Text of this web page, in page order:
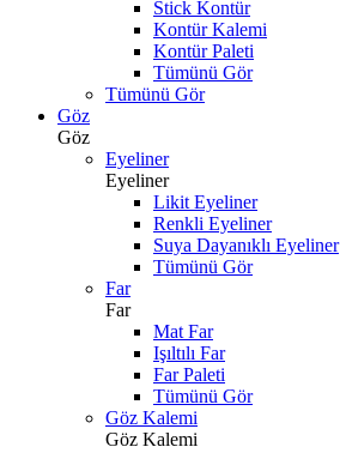
Stick Kontür
Kontür Kalemi
Kontür Paleti
Tümünü Gör
Tümünü Gör
Göz
Göz
Eyeliner
Eyeliner
Likit Eyeliner
Renkli Eyeliner
Suya Dayanıklı Eyeliner
Tümünü Gör
Far
Far
Mat Far
Işıltılı Far
Far Paleti
Tümünü Gör
Göz Kalemi
Göz Kalemi